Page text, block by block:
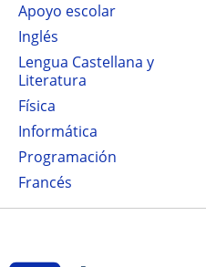
Apoyo escolar
Inglés
Lengua Castellana y
Literatura
Física
Informática
Programación
Francés